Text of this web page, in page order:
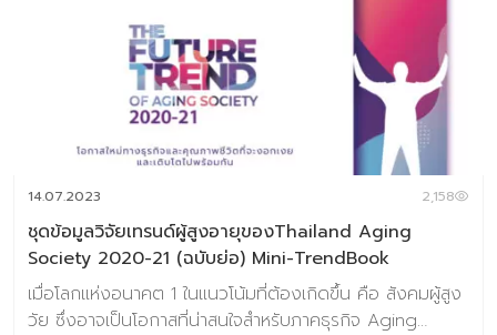
เวลาขณะนี้อาจจะยังเร็วเกินไปที่จะฟันธงความเปลี่ยนแปลงที่
เกิดขึ้นอย่างแน่นอนเนื่องจากผู้บริโภคเองก็อาจไม่สามารถมอง
เห็นอนาคตที่ชัดเจนได้ แต่อย่างไรก็ตาม พวกเราทุกคนในช่วง
เวลาที่ทำแบบสอบถามนั้นล้วนแล้วแต่ได้เผชิญสภาวะวิกฤตที่เรา
ถูกบีบให้ต้องรับมือกับมันมาเป็นระยะเวลากว่า 2 เดือนแล้ว เรา
ตั้งสมมติฐานว่าเป็นช่วงเวลาที่นานพอที่เราจะเรียนรู้ผลกระทบ
และซึมซับและวัดผลพฤติกรรมใหม่ที่เข้ามาในชีวิตเรา และพอจะ
14.07.2023 2,158
ชุดข้อมูลวิจัยเทรนด์ผู้สูงอายุของThailand Aging
Society 2020-21 (ฉบับย่อ) Mini-TrendBook
เมื่อโลกแห่งอนาคต 1 ในแนวโน้มที่ต้องเกิดขึ้น คือ สังคมผู้สูง
วัย ซึ่งอาจเป็นโอกาสที่น่าสนใจสำหรับภาคธุรกิจ Aging